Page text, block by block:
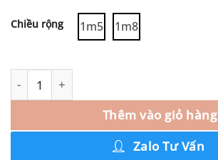
Chiều rộng 1m5 1m8
Thêm vào giỏ hàng
Zalo Tư Vấn